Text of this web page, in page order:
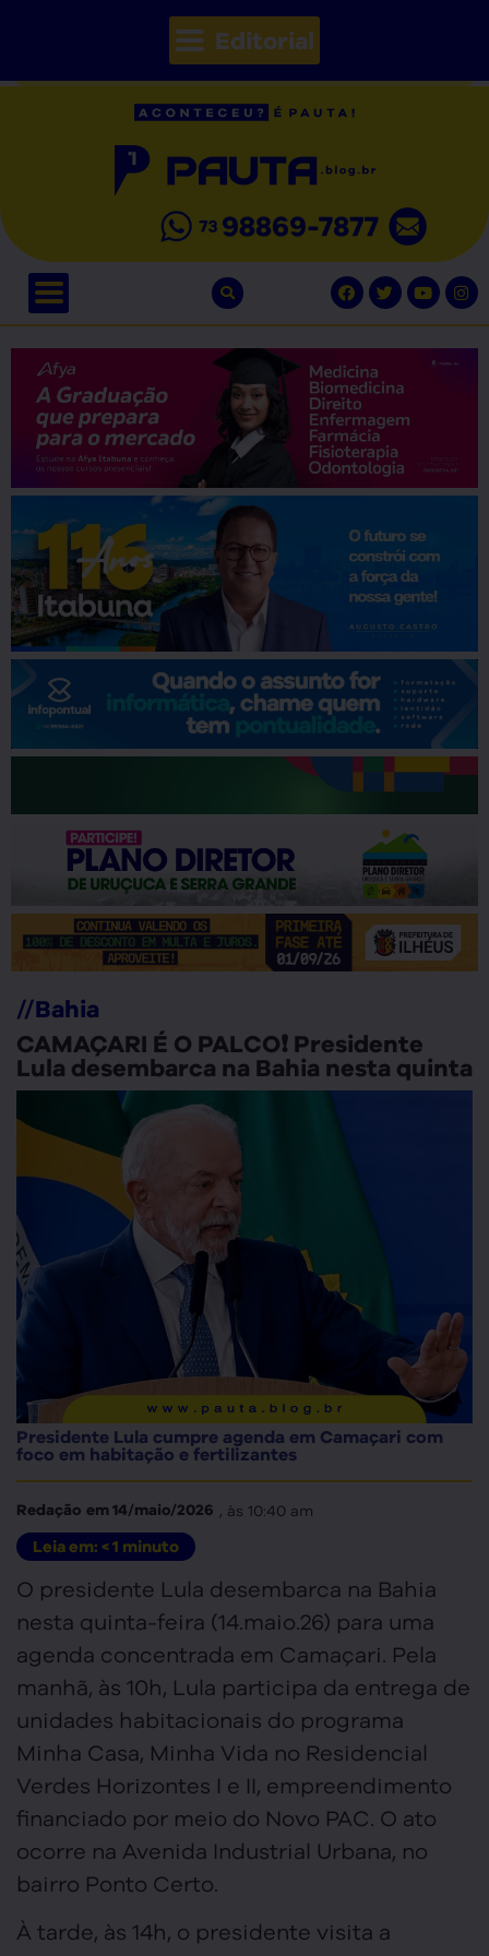
Editorial
//Bahia
CAMAÇARI É O PALCO❗ Presidente
Lula desembarca na Bahia nesta quinta
Presidente Lula cumpre agenda em Camaçari com
foco em habitação e fertilizantes
Redação em14/maio/2026 , às 10:40 am
Leia em: < 1 minuto
O presidente Lula desembarca na Bahia
nesta quinta-feira (14.maio.26) para uma
agenda concentrada em Camaçari. Pela
manhã, às 10h, Lula participa da entrega de
unidades habitacionais do programa
Minha Casa, Minha Vida no Residencial
Verdes Horizontes I e II, empreendimento
financiado por meio do Novo PAC. O ato
ocorre na Avenida Industrial Urbana, no
bairro Ponto Certo.
À tarde, às 14h, o presidente visita a